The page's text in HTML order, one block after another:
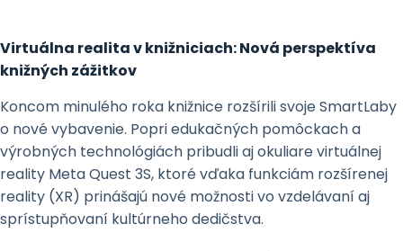
Virtuálna realita v knižniciach: Nová perspektíva
knižných zážitkov
Koncom minulého roka knižnice rozšírili svoje SmartLaby
o nové vybavenie. Popri edukačných pomôckach a
výrobných technológiách pribudli aj okuliare virtuálnej
reality Meta Quest 3S, ktoré vďaka funkciám rozšírenej
reality (XR) prinášajú nové možnosti vo vzdelávaní aj
sprístupňovaní kultúrneho dedičstva.